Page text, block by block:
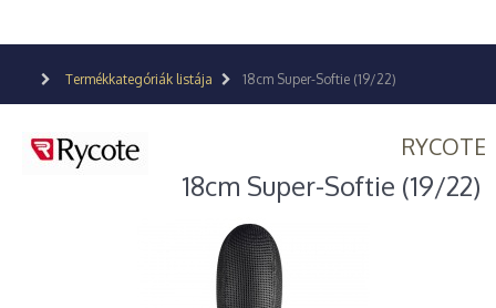
Termékkategóriák listája 18cm Super-Softie (19/22)
RYCOTE
18cm Super-Softie (19/22)